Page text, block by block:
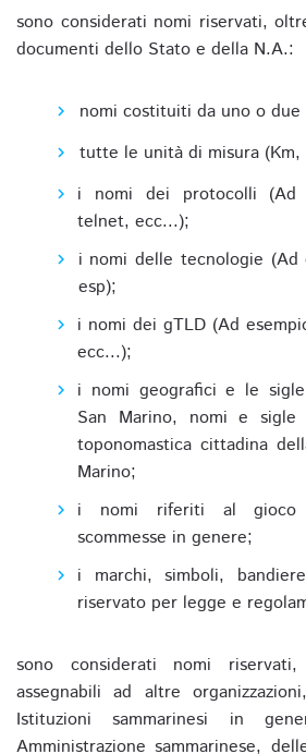
sono considerati nomi riservati,
documenti dello Stato e della N.A.:
nomi costituiti da uno o
tutte le unità di misura (Km,
i nomi dei protocolli (Ad
telnet, ecc...);
i nomi delle tecnologie (Ad
esp);
i nomi dei gTLD (Ad
ecc...);
i nomi geografici e le
San Marino, nomi e
toponomastica cittadina
Marino;
i nomi riferiti al gioco
scommesse in genere;
i marchi, simboli,
riservato per legge e
sono considerati nomi
assegnabili ad altre
Istituzioni sammarinesi in
Amministrazione sammarinese,